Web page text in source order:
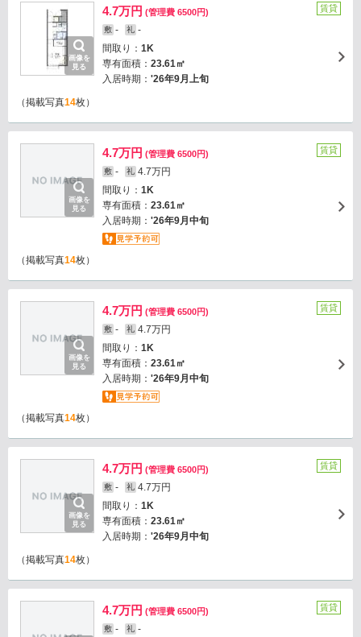
画像を
見る
4.7万円 (管理費 6500円)
敷 - 礼 -
間取り： 1K
専有面積： 23.61㎡
入居時期： '26年9月上旬
賃貸
（掲載写真14枚）
画像を
見る
4.7万円 (管理費 6500円)
敷 - 礼 4.7万円
間取り： 1K
専有面積： 23.61㎡
入居時期： '26年9月中旬
賃貸
（掲載写真14枚）
画像を
見る
4.7万円 (管理費 6500円)
敷 - 礼 4.7万円
間取り： 1K
専有面積： 23.61㎡
入居時期： '26年9月中旬
賃貸
（掲載写真14枚）
画像を
見る
4.7万円 (管理費 6500円)
敷 - 礼 4.7万円
間取り： 1K
専有面積： 23.61㎡
入居時期： '26年9月中旬
賃貸
（掲載写真14枚）
4.7万円 (管理費 6500円)
敷 - 礼 -
賃貸